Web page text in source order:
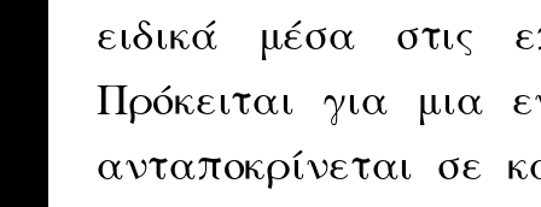
ειδικά μέσα στις
Πρόκειται για μια
ανταποκρίνεται σε